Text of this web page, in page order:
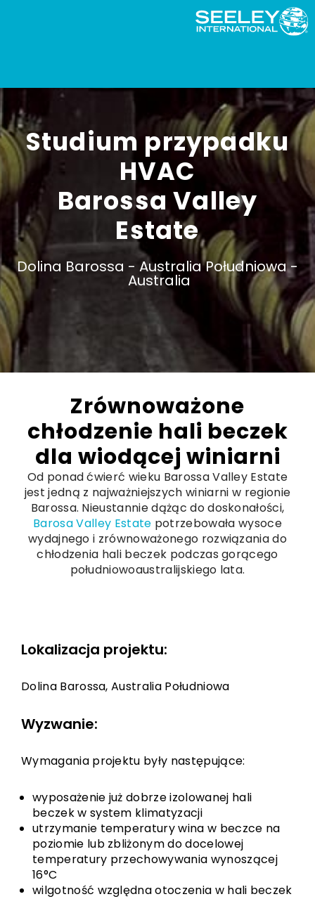
Studium przypadku
HVAC
Barossa Valley
Estate
Dolina Barossa - Australia Południowa -
Australia
Zrównoważone
chłodzenie hali beczek
dla wiodącej winiarni
Od ponad ćwierć wieku Barossa Valley Estate
jest jedną z najważniejszych winiarni w regionie
Barossa. Nieustannie dążąc do doskonałości,
Barosa Valley Estate potrzebowała wysoce
wydajnego i zrównoważonego rozwiązania do
chłodzenia hali beczek podczas gorącego
południowoaustralijskiego lata.
Lokalizacja projektu:
Dolina Barossa, Australia Południowa
Wyzwanie:
Wymagania projektu były następujące:
wyposażenie już dobrze izolowanej hali
beczek w system klimatyzacji
utrzymanie temperatury wina w beczce na
poziomie lub zbliżonym do docelowej
temperatury przechowywania wynoszącej
16°C
wilgotność względna otoczenia w hali beczek